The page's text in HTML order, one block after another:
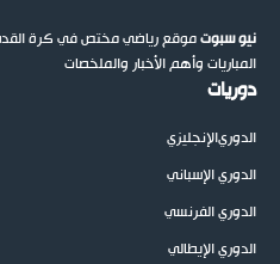
نيو سبوتموقع رياضي مختص في كرة القدم
المباريات وأهم الأخبار والملخصات
دوريات
الدوريالإنجليزي
الدوري الإسباني
الدوري الفرنسي
الدوري الإيطالي